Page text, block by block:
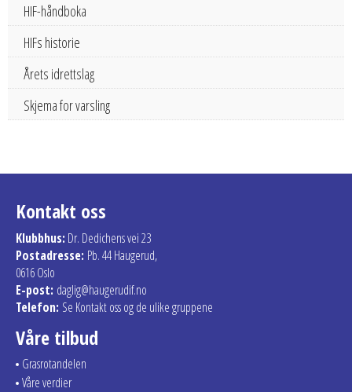
HIF-håndboka
HIFs historie
Årets idrettslag
Skjema for varsling
Kontakt oss
Klubbhus: Dr. Dedichens vei 23
Postadresse: Pb. 44 Haugerud,
0616 Oslo
E-post: daglig@haugerudif.no
Telefon: Se Kontakt oss og de ulike gruppene
Våre tilbud
Grasrotandelen
Våre verdier